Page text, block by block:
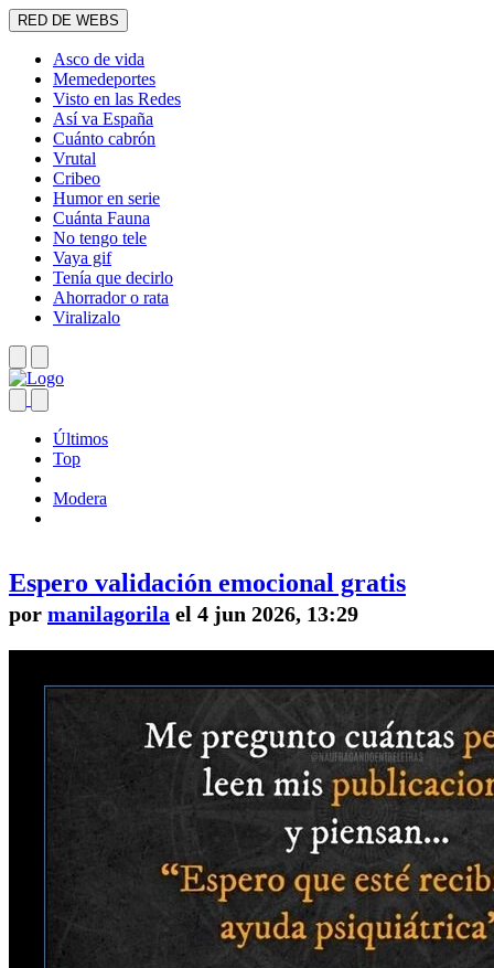
RED DE WEBS
Asco de vida
Memedeportes
Visto en las Redes
Así va España
Cuánto cabrón
Vrutal
Cribeo
Humor en serie
Cuánta Fauna
No tengo tele
Vaya gif
Tenía que decirlo
Ahorrador o rata
Viralizalo
Últimos
Top
Modera
Espero validación emocional gratis
por manilagorila el 4 jun 2026, 13:29